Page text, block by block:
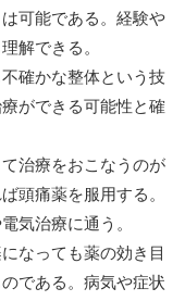
可能である。経験や
解できる。
確かな整体という技
ができる可能性と確
治療をおこなうのが
頭痛薬を服用する。
気治療に通う。
なっても薬の効き目
である。病気や症状